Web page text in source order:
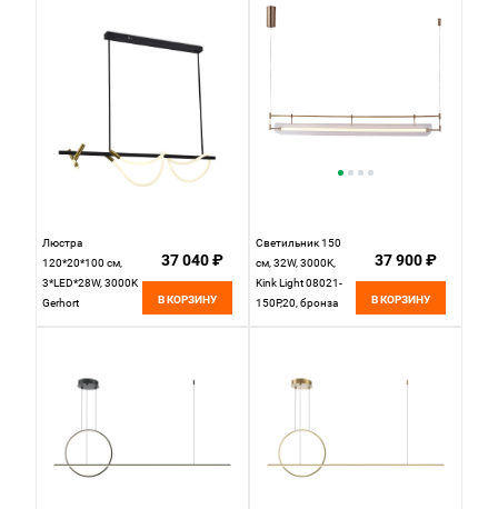
Люстра
120*20*100 см,
3*LED*28W, 3000K
Gerhort
37 040 ₽
В КОРЗИНУ
Светильник 150
см, 32W, 3000K,
Kink Light 08021-
150P,20, бронза
37 900 ₽
В КОРЗИНУ